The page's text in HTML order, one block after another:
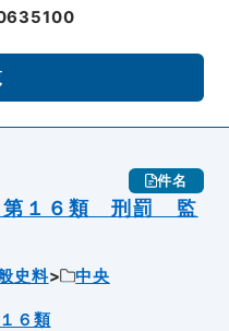
件名
第１６類 刑罰 監
史料
中央
６類